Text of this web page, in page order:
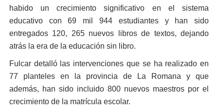
habido un crecimiento significativo en el sistema
educativo con 69 mil 944 estudiantes y han sido
entregados 120, 265 nuevos libros de textos, dejando
atrás la era de la educación sin libro.
Fulcar detalló las intervenciones que se ha realizado en
77 planteles en la provincia de La Romana y que
además, han sido incluido 800 nuevos maestros por el
crecimiento de la matrícula escolar.